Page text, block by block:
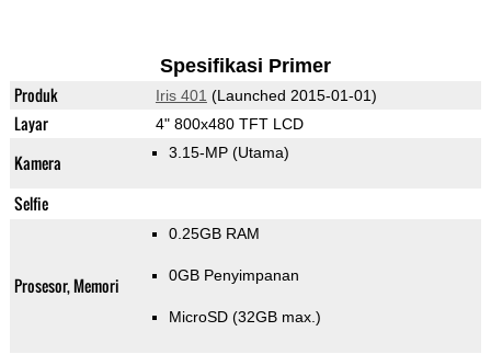
Spesifikasi Primer
Produk Iris 401 (Launched 2015-01-01)
Layar 4" 800x480 TFT LCD
Kamera 3.15-MP (Utama)
Selfie
Prosesor, Memori
0.25GB RAM
0GB Penyimpanan
MicroSD (32GB max.)